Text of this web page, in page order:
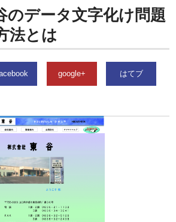
のデータ文字化け問題
法とは
google+ はてブ